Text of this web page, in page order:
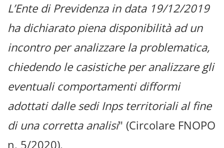
L’Ente di Previdenza in data 19/12/2019
ha dichiarato piena disponibilità ad un
incontro per analizzare la problematica,
chiedendo le casistiche per analizzare gli
eventuali comportamenti difformi
adottati dalle sedi Inps territoriali al fine
di una corretta analisi" (Circolare FNOPO
n. 5/2020).